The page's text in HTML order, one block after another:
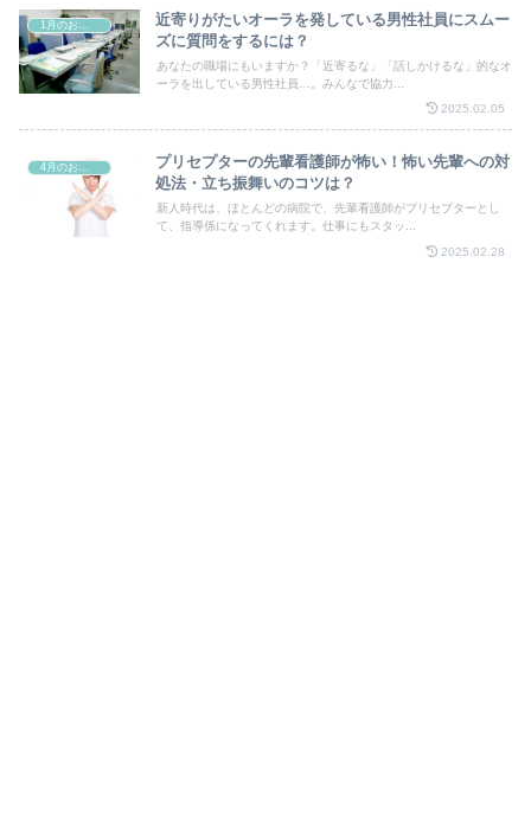
近寄りがたいオーラを発している男性社員にスムー
ズに質問をするには？
あなたの職場にもいますか？「近寄るな」「話しかけるな」的なオ
ーラを出している男性社員…。みんなで協力...
2025.02.05
4月のお祭り
プリセプターの先輩看護師が怖い！怖い先輩への対
処法・立ち振舞いのコツは？
新人時代は、ほとんどの病院で、先輩看護師がプリセプターとし
て、指導係になってくれます。仕事にもスタッ...
2025.02.28